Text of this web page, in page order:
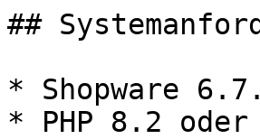
##
* Shopware
* PHP 8.2 oder